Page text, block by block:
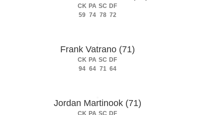
CK PA SC DF
59 74 78 72
Frank Vatrano (71)
CK PA SC DF
94 64 71 64
Jordan Martinook (71)
CK PA SC DF